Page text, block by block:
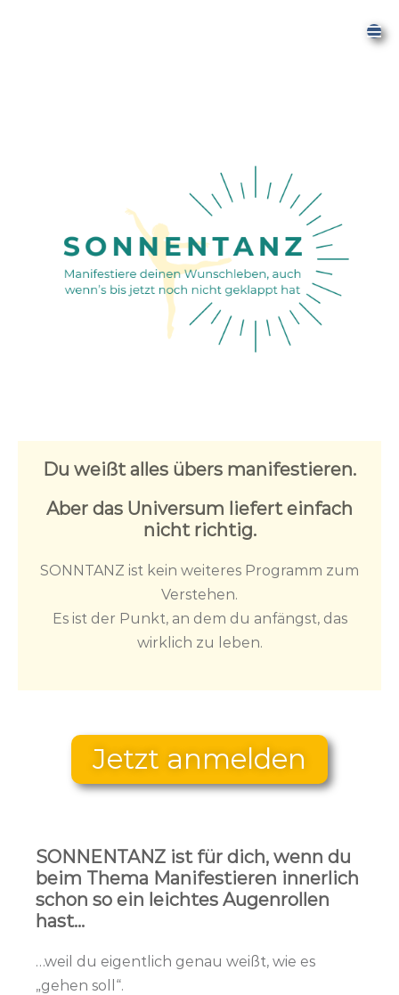
Du weißt alles übers manifestieren.
Aber das Universum liefert einfach
nicht richtig.
SONNTANZ ist kein weiteres Programm zum
Verstehen.
Es ist der Punkt, an dem du anfängst, das
wirklich zu leben.
Jetzt anmelden
SONNENTANZ ist für dich, wenn du
beim Thema Manifestieren innerlich
schon so ein leichtes Augenrollen
hast…
…weil du eigentlich genau weißt, wie es
„gehen soll“.